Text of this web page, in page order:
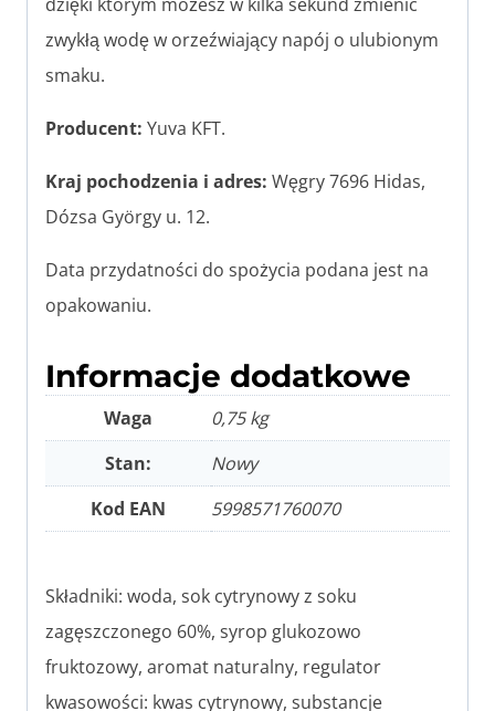
zwykłą wodę w orzeźwiający napój o ulubionym
smaku.
Producent: Yuva KFT.
Kraj pochodzenia i adres: Węgry 7696 Hidas,
Dózsa György u. 12.
Data przydatności do spożycia podana jest na
opakowaniu.
Informacje dodatkowe
Waga
0,75 kg
Stan:
Nowy
Kod EAN
5998571760070
Składniki: woda, sok cytrynowy z soku
zagęszczonego 60%, syrop glukozowo
fruktozowy, aromat naturalny, regulator
kwasowości: kwas cytrynowy, substancje